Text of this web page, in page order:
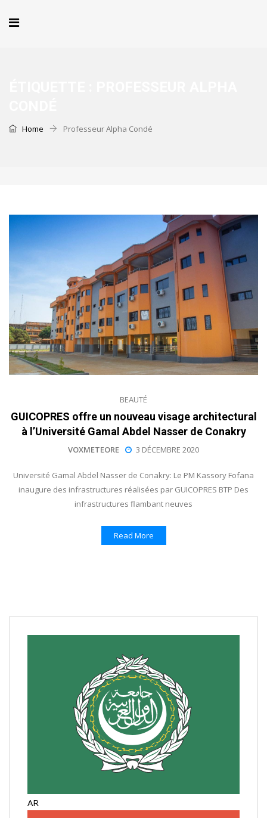
Home Professeur Alpha Condé
BEAUTÉ
GUICOPRES offre un nouveau visage architectural
à l’Université Gamal Abdel Nasser de Conakry
VOXMETEORE 3 DÉCEMBRE 2020
Université Gamal Abdel Nasser de Conakry: Le PM Kassory Fofana
inaugure des infrastructures réalisées par GUICOPRES BTP Des
infrastructures flambant neuves
Read More
AR